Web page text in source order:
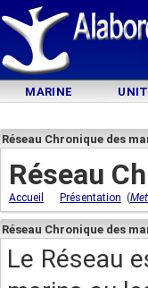
MARINE
Réseau Chronique des
Réseau
Accueil Présentation (
Réseau Chronique des
Le Réseau